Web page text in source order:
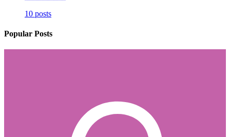
10 posts
Popular Posts